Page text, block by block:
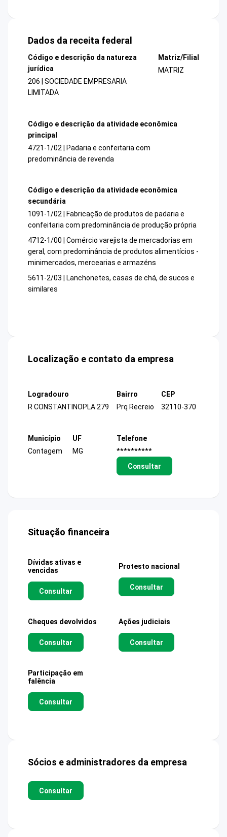
Dados da receita federal
Código e descrição da natureza
jurídica
206 | SOCIEDADE EMPRESARIA
LIMITADA
Matriz/Filial
MATRIZ
Código e descrição da atividade econômica
principal
4721-1/02 | Padaria e confeitaria com
predominância de revenda
Código e descrição da atividade econômica
secundária
1091-1/02 | Fabricação de produtos de padaria e
confeitaria com predominância de produção própria
4712-1/00 | Comércio varejista de mercadorias em
geral, com predominância de produtos alimentícios -
minimercados, mercearias e armazéns
5611-2/03 | Lanchonetes, casas de chá, de sucos e
similares
Localização e contato da empresa
Logradouro
R CONSTANTINOPLA 279
Bairro
Prq Recreio
CEP
32110-370
Município
Contagem
UF
MG
Telefone
**********
Consultar
Situação financeira
Dívidas ativas e
vencidas
Consultar
Protesto nacional
Consultar
Cheques devolvidos
Consultar
Ações judiciais
Consultar
Participação em
falência
Consultar
Sócios e administradores da empresa
Consultar